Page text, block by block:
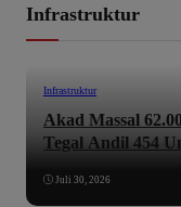
Infrastruktur
Infrastruktur
Akad Massal
Tegal Andil 454
Juli 30, 2026